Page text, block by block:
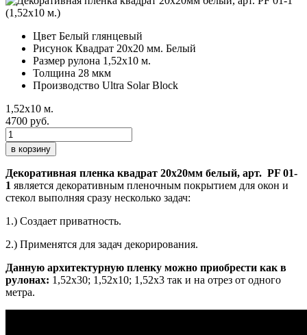
Цвет Белый глянцевый
Рисунок Квадрат 20х20 мм. Белый
Размер рулона 1,52х10 м.
Толщина 28 мкм
Производство Ultra Solar Block
1,52х10 м.
4700 руб.
в корзину
Декоративная пленка квадрат 20х20мм белый, арт. PF 01-
1 является декоративным пленочным покрытием для окон и
стекол выполняя сразу несколько задач:
1.) Создает приватность.
2.) Применятся для задач декорирования.
Данную архитектурную пленку можно приобрести как в
рулонах: 1,52х30; 1,52х10; 1,52x3 так и на отрез от одного
метра.